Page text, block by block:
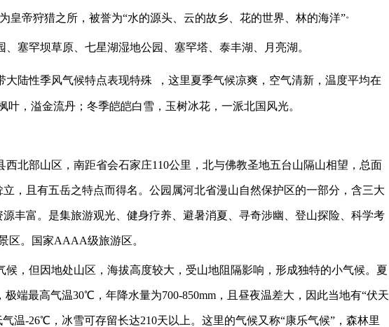
为皇帝狩猎之所，被誉为“水的源头、云的故乡、花的世界、林的海洋”。
塞罕坝草原、七星湖湿地公园、塞罕塔、泰丰湖、月亮湖。
大陆性季风气候特点表现特殊 ，这里夏季气候凉爽，空气清新，温度平均在
，溢金流丹；冬季皑皑白雪，玉树冰花，一派北国风光。
西北部山区，南距省会石家庄110公里，北与佛教圣地五台山隔山相望，总面
，且有五岳之特点而得名。公园属河北省漫山自然保护区的一部分，含三大
丰富。是集旅游观光、健身疗养、避暑消夏、寻奇涉幽、登山探险、科学考
区。国家AAAA级旅游区。
候，但因地处山区，海拔高度较大，受山地阻隔影响，形成独特的小气候。夏
端最高气温30℃，年降水量为700-850mm ，且昼夜温差大，因此当地有“伏天
气温-26℃，冰雪可存留长达210天以上。这里的气候又称“康乐气候” ，森林里